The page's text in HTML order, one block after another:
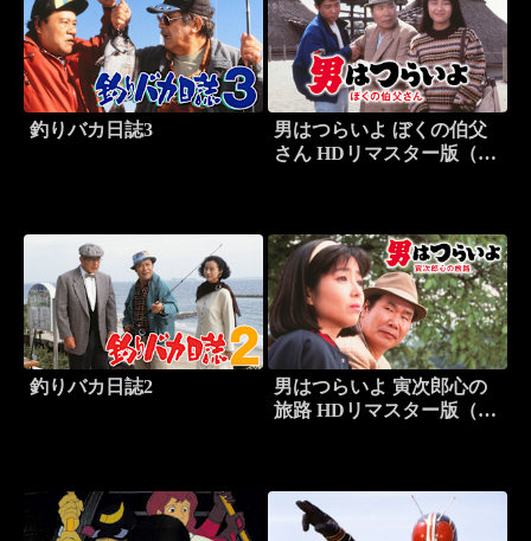
釣りバカ日誌3
男はつらいよ ぼくの伯父
さん HDリマスター版（第
釣りバカ日誌2
男はつらいよ 寅次郎心の
旅路 HDリマスター版（第